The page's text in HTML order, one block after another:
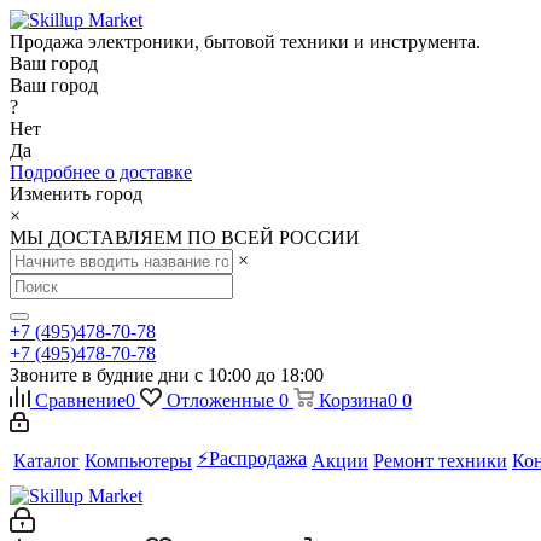
Продажа электроники, бытовой техники и инструмента.
Ваш город
Ваш город
?
Нет
Да
Подробнее о доставке
Изменить город
×
МЫ ДОСТАВЛЯЕМ ПО ВСЕЙ РОССИИ
×
+7 (495)478-70-78
+7 (495)478-70-78
Звоните в будние дни с 10:00 до 18:00
Сравнение0 Отложенные 0 Корзина0 0
Каталог Компьютеры ⚡️Распродажа Акции Ремонт техники